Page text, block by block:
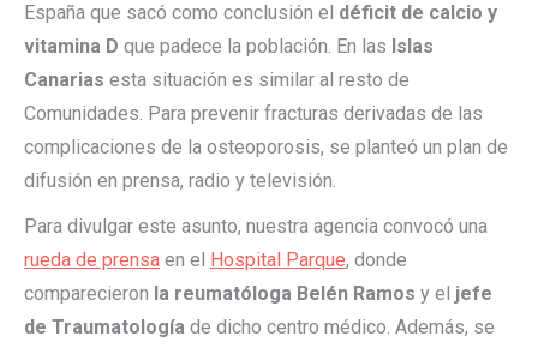
España que sacó como conclusión el déficit de calcio y
vitamina D que padece la población. En las Islas
Canarias esta situación es similar al resto de
Comunidades. Para prevenir fracturas derivadas de las
complicaciones de la osteoporosis, se planteó un plan de
difusión en prensa, radio y televisión.
Para divulgar este asunto, nuestra agencia convocó una
rueda de prensa en el Hospital Parque, donde
comparecieron la reumatóloga Belén Ramos y el jefe
de Traumatología de dicho centro médico. Además, se